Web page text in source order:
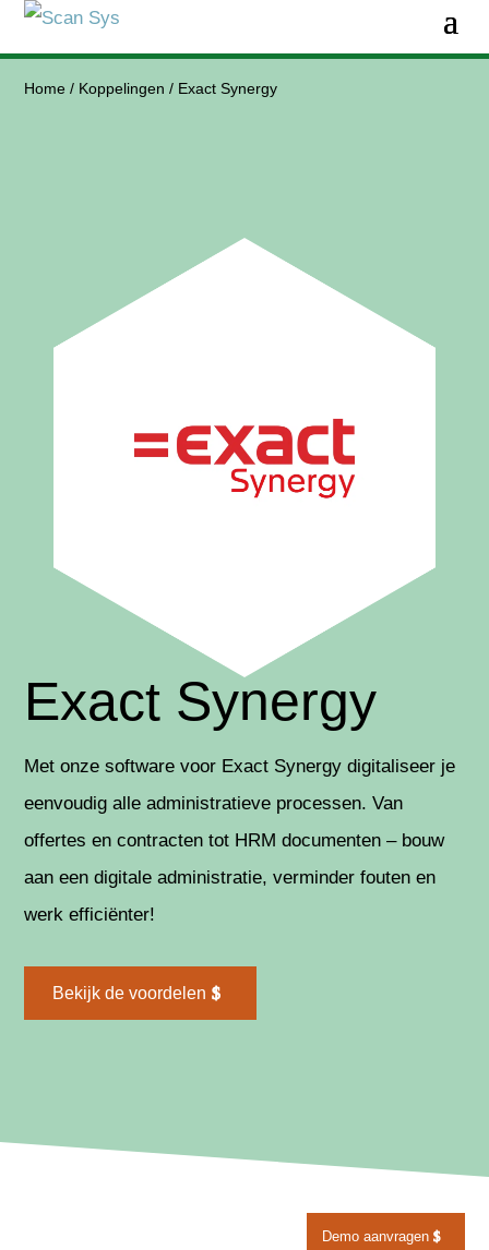
Home / Koppelingen / Exact Synergy
Exact Synergy
Met onze software voor Exact Synergy digitaliseer je
eenvoudig alle administratieve processen. Van
offertes en contracten tot HRM documenten – bouw
aan een digitale administratie, verminder fouten en
werk efficiënter!
Bekijk de voordelen
Demo aanvragen